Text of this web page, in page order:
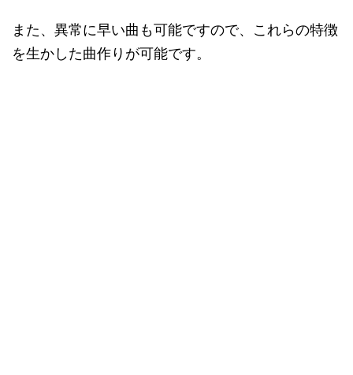
また、異常に早い曲も可能ですので、これらの特徴
を生かした曲作りが可能です。